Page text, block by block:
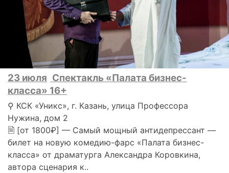
23 июля Спектакль «Палата бизнес-
класса» 16+
⚲ КСК «Уникс», г. Казань, улица Профессора
Нужина, дом 2
🗎 [от 1800₽] — Самый мощный антидепрессант —
билет на новую комедию-фарс «Палата бизнес-
класса» от драматурга Александра Коровкина,
автора сценария к..